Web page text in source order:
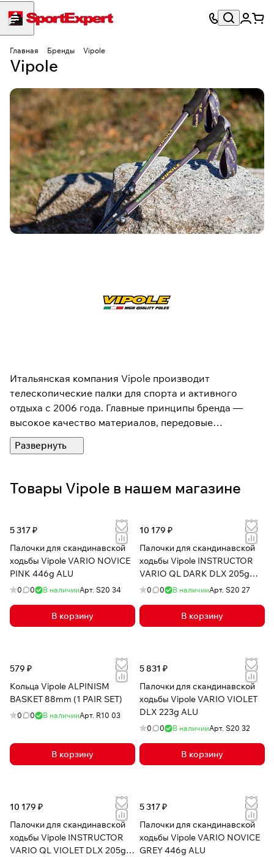
Главная Бренды Vipole
Vipole
Итальянская компания Vipole производит
телескопические палки для спорта и активного
отдыха с 2006 года. Главные принципы бренда —
высокое качество материалов, передовые
технологии и узнаваемый стиль — позволили ему
прочно занять свое место на мировом рынке.
презентуют новые технологии, стремясь к
идеальному балансу между прочностью, легкостью и
черта для нашего рынка — привлекательная цена
Товары Vipole в нашем магазине
5 317 ₽
Палочки для скандинавской
ходьбы Vipole VARIO NOVICE
PINK 446g ALU
0 0 В наличииАрт. S20 34
В корзину
10 179 ₽
Палочки для скандинавской
ходьбы Vipole INSTRUCTOR
VARIO QL DARK DLX 205g
CARB
0 0 В наличииАрт. S20 27
В корзину
579 ₽
Кольца Vipole ALPINISM
BASKET 88mm (1 PAIR SET)
0 0 В наличииАрт. R10 03
В корзину
5 831 ₽
Палочки для скандинавской
ходьбы Vipole VARIO VIOLET
DLX 223g ALU
0 0 В наличииАрт. S20 32
В корзину
10 179 ₽
Палочки для скандинавской
ходьбы Vipole INSTRUCTOR
VARIO QL VIOLET DLX 205g
5 317 ₽
Палочки для скандинавской
ходьбы Vipole VARIO NOVICE
GREY 446g ALU